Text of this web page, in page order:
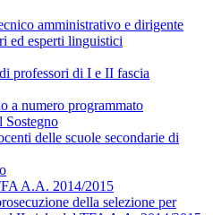
amministrativo e dirigente
ed esperti linguistici
professori di I e II fascia
a numero programmato
Sostegno
delle scuole secondarie di
A.A. 2014/2015
della selezione per